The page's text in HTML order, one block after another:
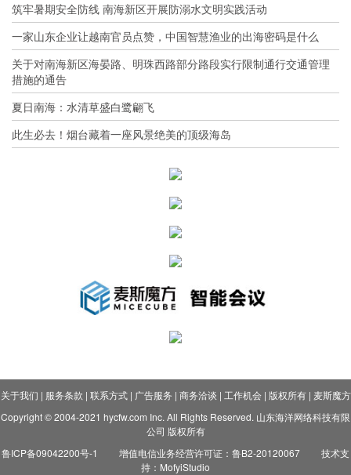
筑牢暑期安全防线 南海新区开展防溺水文明实践活动
一家山东企业让越南官员点赞，中国智慧渔业的出海密码是什么
关于对南海新区海晏路、明珠西路部分路段实行限制通行交通管理
措施的通告
夏日南海：水清草盛白鹭翩飞
此生必去！烟台藏着一座风景绝美的顶级海岛
关于我们 | 服务条款 | 联系方式| 广告服务 | 商务洽谈 | 工作机会| 版权所有| 麦斯魔方
Copyright © 2004-2021 hycfw.com Inc. All Rights Reserved. 山东海洋网络科技有限
公司 版权所有
鲁ICP备09042200号-1
增值电信业务经营许可证：鲁B2-20120067
技术支
持：MofyiStudio